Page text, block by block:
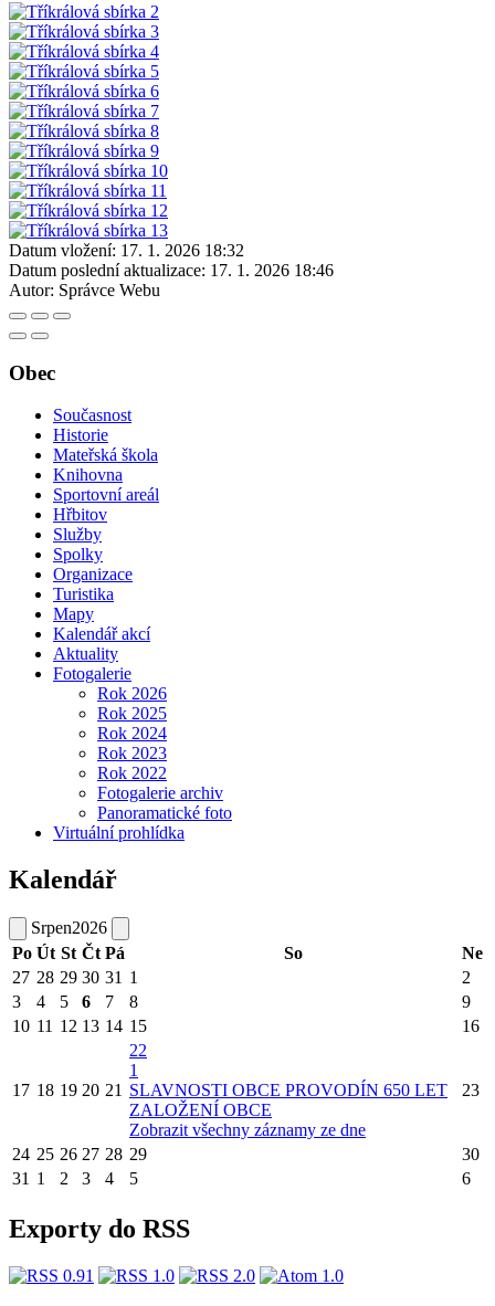
Datum vložení: 17. 1. 2026 18:32
Datum poslední aktualizace: 17. 1. 2026 18:46
Autor: Správce Webu
Obec
Současnost
Historie
Mateřská škola
Knihovna
Sportovní areál
Hřbitov
Služby
Spolky
Organizace
Turistika
Mapy
Kalendář akcí
Aktuality
Fotogalerie
Rok 2026
Rok 2025
Rok 2024
Rok 2023
Rok 2022
Fotogalerie archiv
Panoramatické foto
Virtuální prohlídka
Kalendář
Srpen2026
Po Út St Čt Pá So
Ne
27 28 29 30 31 1
2
3
4 5 6 7 8
9
10 11 12 13 14 15 16
17 18 19 20 21
22
1
SLAVNOSTI OBCE PROVODÍN 650 LET
ZALOŽENÍ OBCE
Zobrazit všechny záznamy ze dne
23
24 25 26 27 28 29
30
31 1 2 3 4 5 6
Exporty do RSS